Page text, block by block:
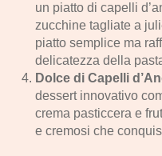
un piatto di capelli
zucchine tagliate a
piatto semplice ma
delicatezza della
Dolce di Capelli
dessert innovativo
crema pasticcera e
e cremosi che